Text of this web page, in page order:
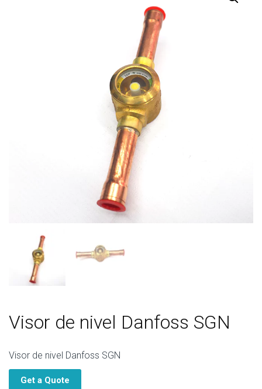
Visor de nivel Danfoss SGN
Visor de nivel Danfoss SGN
Get a Quote